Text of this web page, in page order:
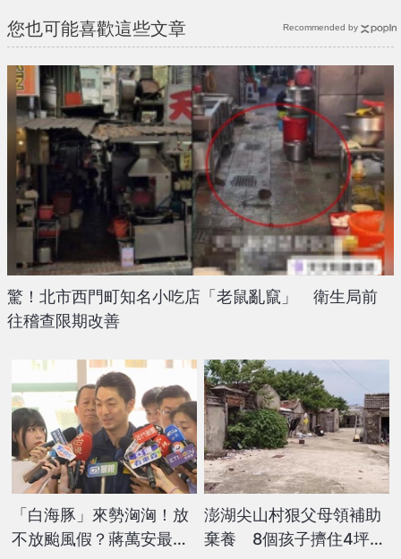
您也可能喜歡這些文章
驚！北市西門町知名小吃店「老鼠亂竄」 衛生局前
往稽查限期改善
「白海豚」來勢洶洶！放
不放颱風假？蔣萬安最新
澎湖尖山村狠父母領補助
棄養 8個孩子擠住4坪大
Recommended by